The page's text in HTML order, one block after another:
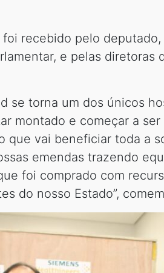
recebido pelo
e pelas diretoras
se torna um dos únicos
montado e começar a
que vai beneficiar toda a
emendas trazendo
foi comprado com
do nosso Estado”,